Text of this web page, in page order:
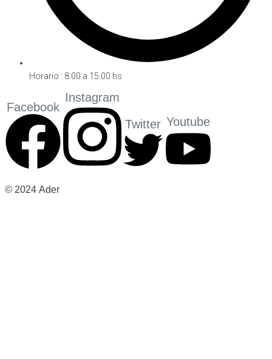
Horario : 8:00 a 15:00 hs
Facebook
Instagram
Twitter Youtube
© 2024 Ader